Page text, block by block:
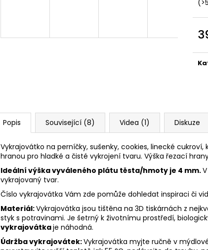
Popis Související (8) Videa (1) Diskuze
Vykrajovátko na perníčky, sušenky, cookies, linecké
hranou pro hladké a čisté vykrojení tvaru. Výška řezací
Ideální výška vyváleného plátu těsta/hmoty je 4 mm.
vykrajovaný tvar.
Číslo vykrajovátka Vám zde pomůže dohledat inspiraci či
Materiál:Vykrajovátka jsou tištěna na 3D tiskárnách z
styk s potravinami. Je šetrný k životnímu prostředí,
vykrajovátkaje náhodná.
Údržba vykrajovátek:Vykrajovátka myjte ručně v